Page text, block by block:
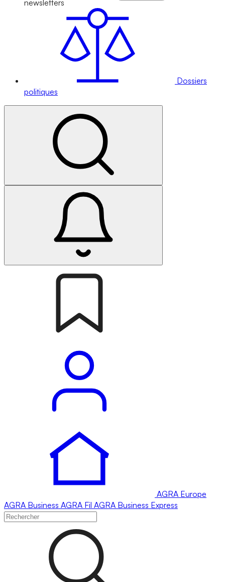
newsletters
Dossiers
politiques
AGRA Europe
AGRA Business AGRA Fil AGRA Business Express